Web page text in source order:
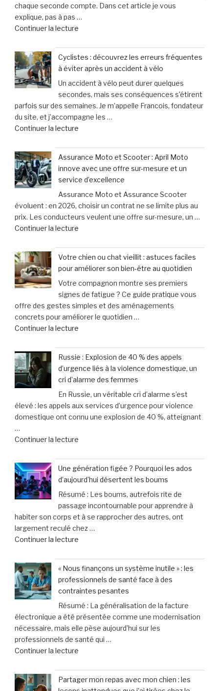
personnalisé
et
dommages
corporels »
chaque seconde compte. Dans cet article je vous
explique, pas à pas …
Continuer la lecture
votre
chien
halète,
bave
excessivement
et
titube
que
15
minutes
Cyclistes : découvrez les erreurs fréquentes
à éviter après un accident à vélo
Un accident à vélo peut durer quelques
secondes, mais ses conséquences s’étirent
parfois sur des semaines. Je m’appelle Francois, fondateur
du site, et j’accompagne les …
Continuer la lecture
:
découvrez
les
erreurs
fréquentes
à
éviter
Assurance Moto et Scooter : April Moto
innove avec une offre sur-mesure et un
service d’excellence
Assurance Moto et Assurance Scooter
évoluent : en 2026, choisir un contrat ne se limite plus au
prix. Les conducteurs veulent une offre sur-mesure, un …
Continuer la lecture
Moto
et
Scooter
:
April
Moto
innove
un
service
d’excellence »
Votre chien ou chat vieillit : astuces faciles
pour améliorer son bien-être au quotidien
Votre compagnon montre ses premiers
signes de fatigue ? Ce guide pratique vous
offre des gestes simples et des aménagements
concrets pour améliorer le quotidien …
Continuer la lecture
chien
ou
chat
vieillit
:
astuces
faciles
quotidien »
Russie : Explosion de 40 % des appels
d’urgence liés à la violence domestique, un
cri d’alarme des femmes
En Russie, un véritable cri d’alarme s’est
élevé : les appels aux services d’urgence pour violence
domestique ont connu une explosion de 40 %, atteignant
…
Continuer la lecture
:
Explosion
de
40
%
des
appels
domestique,
un
cri
d’alarme
des
Une génération figée ? Pourquoi les ados
d’aujourd’hui désertent les boums
Résumé : Les boums, autrefois rite de
passage incontournable pour apprendre à
habiter son corps et à se rapprocher des autres, ont
largement reculé chez …
Continuer la lecture
génération
figée
?
Pourquoi
les
ados
d’aujourd’hui
désertent
« Nous finançons un système inutile » : les
professionnels de santé face à des
contraintes pesantes
Résumé : La généralisation de la facture
électronique a été présentée comme une modernisation
nécessaire, mais elle pèse aujourd’hui sur les
professionnels de santé qui …
Continuer la lecture
Nous
finançons
Partager mon repas avec mon chien : les